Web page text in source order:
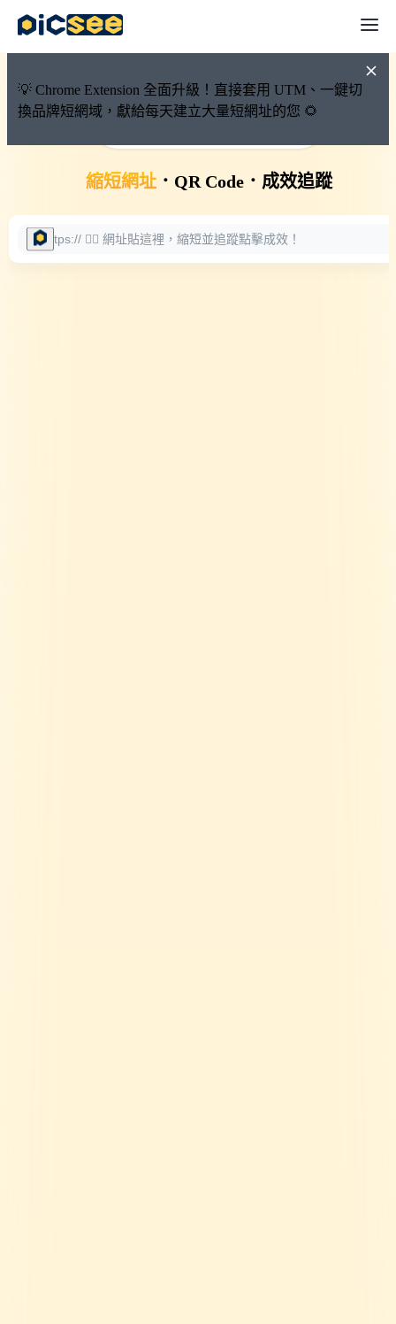
💡 Chrome Extension 全面升級！直接套用 UTM、一鍵切
換品牌短網域，獻給每天建立大量短網址的您 🌻
🚀 PicSee 短網址永久有效
縮短網址． QR Code． 成效追蹤